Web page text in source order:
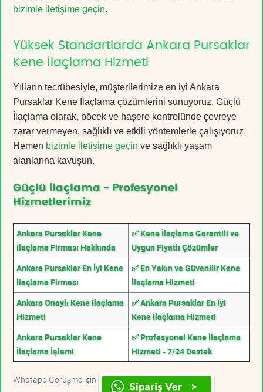
bizimle iletişime geçin.
Yüksek Standartlarda Ankara Pursaklar
Kene İlaçlama Hizmeti
Yılların tecrübesiyle, müşterilerimize en iyi Ankara
Pursaklar Kene İlaçlama çözümlerini sunuyoruz. Güçlü
İlaçlama olarak, böcek ve haşere kontrolünde çevreye
zarar vermeyen, sağlıklı ve etkili yöntemlerle çalışıyoruz.
Hemen bizimle iletişime geçin ve sağlıklı yaşam
alanlarına kavuşun.
Güçlü İlaçlama - Profesyonel
Hizmetlerimiz
Ankara Pursaklar Kene
İlaçlama Firması Hakkında
✅ Kene İlaçlama Garantili ve
Uygun Fiyatlı Çözümler
Ankara Pursaklar En İyi Kene
İlaçlama Firması
✅ En Yakın ve Güvenilir Kene
İlaçlama Hizmeti
Ankara Onaylı Kene İlaçlama
Hizmeti
✅ Ankara Pursaklar En İyi
Kene İlaçlama Hizmeti
Ankara Pursaklar Kene
İlaçlama İşlemi
✅ Profesyonel Kene İlaçlama
Hizmeti - 7/24 Destek
Whatapp Görüşme için